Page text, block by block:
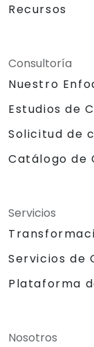
Recursos
Consultoría
Nuestro
Estudios de
Solicitud de
Catálogo de
Servicios
Servicios de
Plataforma
Nosotros